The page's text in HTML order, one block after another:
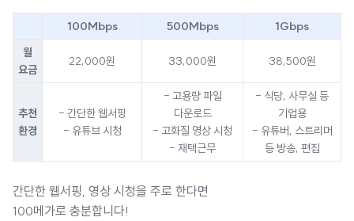
100Mbps 500Mbps
1Gbps
월
요금
22,000원 33,000원 38,500원
추천
환경
- 간단한 웹서핑
- 유튜브 시청
- 고용량 파일
다운로드
- 고화질 영상 시청
- 재택근무
- 식당, 사무실 등
기업용
- 유튜버, 스트리머
등 방송, 편집
간단한 웹서핑, 영상 시청을 주로 한다면
100메가로 충분합니다!